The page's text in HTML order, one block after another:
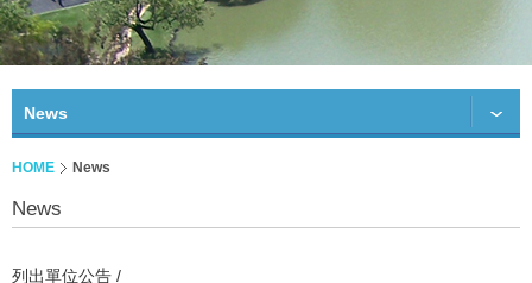
News
HOME News
News
列出單位公告 /